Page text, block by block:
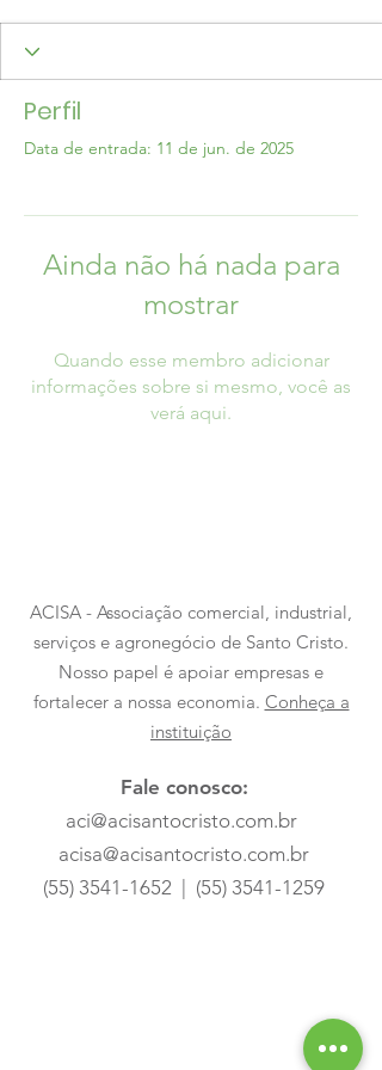
Perfil
Data de entrada: 11 de jun. de 2025
Ainda não há nada para
mostrar
Quando esse membro adicionar
informações sobre si mesmo, você as
verá aqui.
ACISA - Associação comercial, industrial,
serviços e agronegócio de Santo Cristo.
Nosso papel é apoiar empresas e
fortalecer a nossa economia. Conheça a
instituição
Fale conosco:
aci@acisantocristo.com.br
acisa@acisantocristo.com.br
(55) 3541-1652
(55) 3541-1259